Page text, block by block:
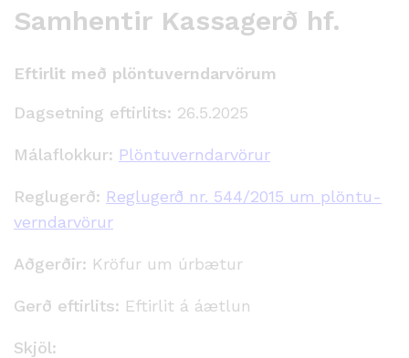
Samhentir Kassagerð hf.
Eftirlit með plöntuverndarvörum
Dagsetning eftirlits: 26.5.2025
Málaflokkur: Plöntuverndarvörur
Reglugerð: Reglugerð nr. 544/2015 um plöntu­
verndar­vörur
Aðgerðir: Kröfur um úrbætur
Gerð eftirlits: Eftirlit á áætlun
Skjöl: